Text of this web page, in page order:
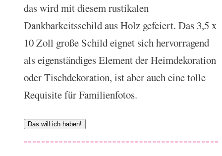
das wird mit diesem rustikalen
Dankbarkeitsschild aus Holz gefeiert. Das 3,5 x
10 Zoll große Schild eignet sich hervorragend
als eigenständiges Element der Heimdekoration
oder Tischdekoration, ist aber auch eine tolle
Requisite für Familienfotos.
Das will ich haben!